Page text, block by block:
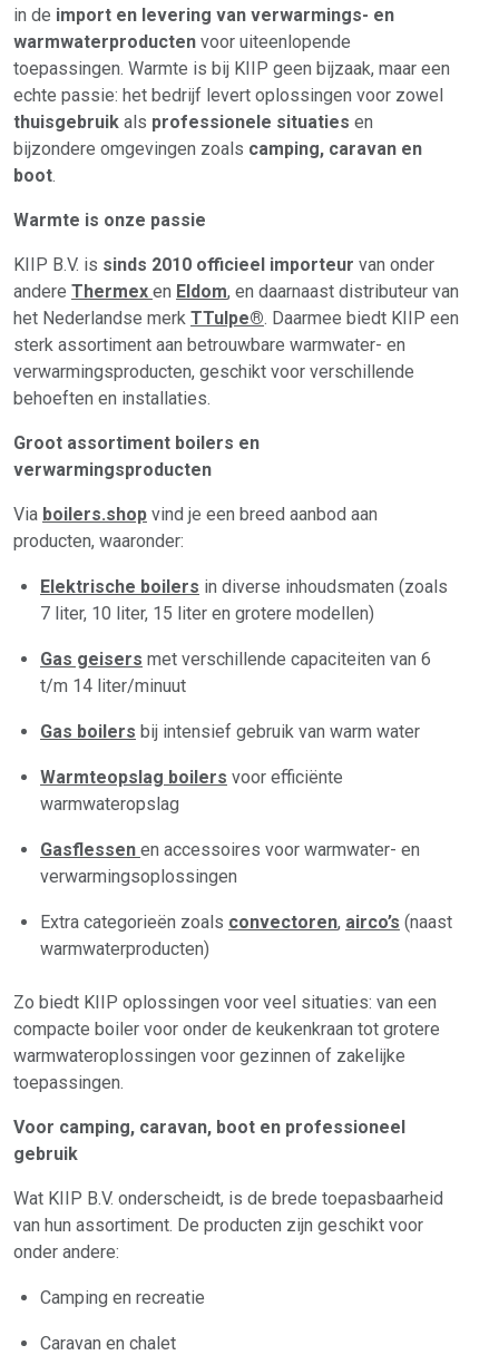
in de import en levering van verwarmings- en
warmwaterproducten voor uiteenlopende
toepassingen. Warmte is bij KIIP geen bijzaak, maar een
echte passie: het bedrijf levert oplossingen voor zowel
thuisgebruik als professionele situaties en
bijzondere omgevingen zoals camping, caravan en
boot.
Warmte is onze passie
KIIP B.V. is sinds 2010 officieel importeur van onder
andere Thermex en Eldom, en daarnaast distributeur van
het Nederlandse merk TTulpe®. Daarmee biedt KIIP een
sterk assortiment aan betrouwbare warmwater- en
verwarmingsproducten, geschikt voor verschillende
behoeften en installaties.
Groot assortiment boilers en
verwarmingsproducten
Via boilers.shop vind je een breed aanbod aan
producten, waaronder:
Elektrische boilers in diverse inhoudsmaten (zoals
7 liter, 10 liter, 15 liter en grotere modellen)
Gas geisers met verschillende capaciteiten van 6
t/m 14 liter/minuut
Gas boilers bij intensief gebruik van warm water
Warmteopslag boilers voor efficiënte
warmwateropslag
Gasflessen en accessoires voor warmwater- en
verwarmingsoplossingen
Extra categorieën zoals convectoren, airco’s (naast
warmwaterproducten)
Zo biedt KIIP oplossingen voor veel situaties: van een
compacte boiler voor onder de keukenkraan tot grotere
warmwateroplossingen voor gezinnen of zakelijke
toepassingen.
Voor camping, caravan, boot en professioneel
gebruik
Wat KIIP B.V. onderscheidt, is de brede toepasbaarheid
van hun assortiment. De producten zijn geschikt voor
onder andere:
Camping en recreatie
Caravan en chalet